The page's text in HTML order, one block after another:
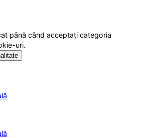
până când acceptați categoria
uri.